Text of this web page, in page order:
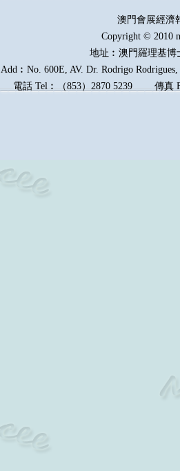
澳門會展經
Copyright © 2010
地址︰澳門羅理基博
Add︰No. 600E, AV. Dr. Rodrigo
電話 Tel︰（853）2870 5239傳真